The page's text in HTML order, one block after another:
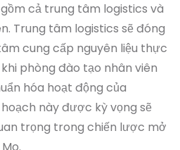
cả trung tâm logistics và
Trung tâm logistics sẽ đóng
cung cấp nguyên liệu thực
phòng đào tạo nhân viên
hóa hoạt động của
này được kỳ vọng sẽ
trọng trong chiến lược mở